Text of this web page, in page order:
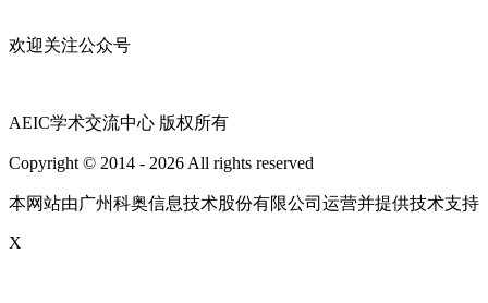
欢迎关注公众号
AEIC学术交流中心 版权所有
Copyright © 2014 - 2026 All rights reserved
本网站由广州科奥信息技术股份有限公司运营并提供技术支持
X